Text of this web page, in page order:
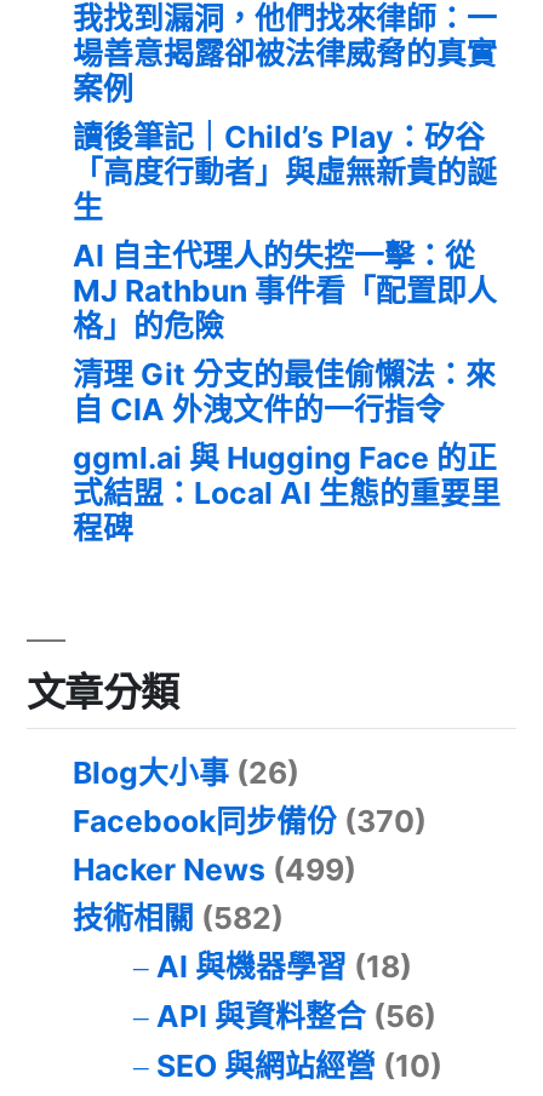
我找到漏洞，他們找來律師：一
場善意揭露卻被法律威脅的真實
案例
讀後筆記｜Child’s Play：矽谷
「高度行動者」與虛無新貴的誕
生
AI 自主代理人的失控一擊：從
MJ Rathbun 事件看「配置即人
格」的危險
清理 Git 分支的最佳偷懶法：來
自 CIA 外洩文件的一行指令
ggml.ai 與 Hugging Face 的正
式結盟：Local AI 生態的重要里
程碑
文章分類
Blog大小事 (26)
Facebook同步備份 (370)
Hacker News (499)
技術相關 (582)
AI 與機器學習 (18)
API 與資料整合(56)
SEO 與網站經營 (10)